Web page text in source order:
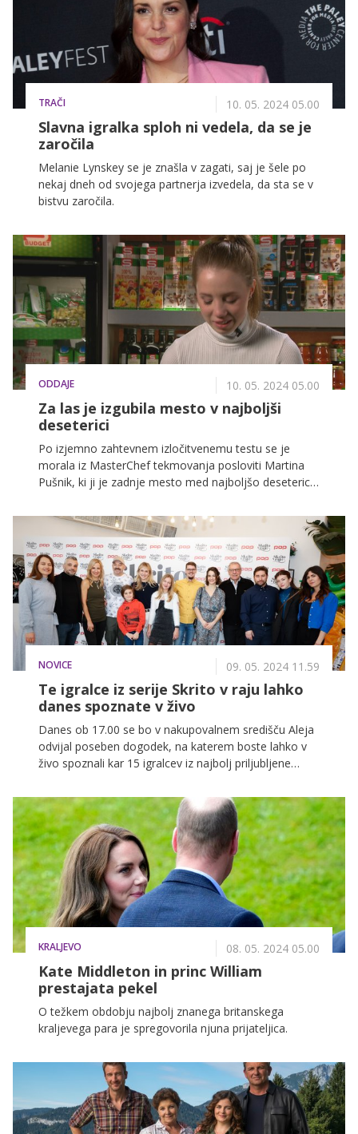
TRAČI 10. 05. 2024 05.00
Slavna igralka sploh ni vedela, da se je
zaročila
Melanie Lynskey se je znašla v zagati, saj je šele po
nekaj dneh od svojega partnerja izvedela, da sta se v
bistvu zaročila.
ODDAJE 10. 05. 2024 05.00
Za las je izgubila mesto v najboljši
deseterici
Po izjemno zahtevnem izločitvenemu testu se je
morala iz MasterChef tekmovanja posloviti Martina
Pušnik, ki ji je zadnje mesto med najboljšo deseterico
NOVICE 09. 05. 2024 11.59
Te igralce iz serije Skrito v raju lahko
danes spoznate v živo
Danes ob 17.00 se bo v nakupovalnem središču Aleja
odvijal poseben dogodek, na katerem boste lahko v
živo spoznali kar 15 igralcev iz najbolj priljubljene
razkrivamo v nadaljevanju.
KRALJEVO 08. 05. 2024 05.00
Kate Middleton in princ William
prestajata pekel
O težkem obdobju najbolj znanega britanskega
kraljevega para je spregovorila njuna prijateljica.